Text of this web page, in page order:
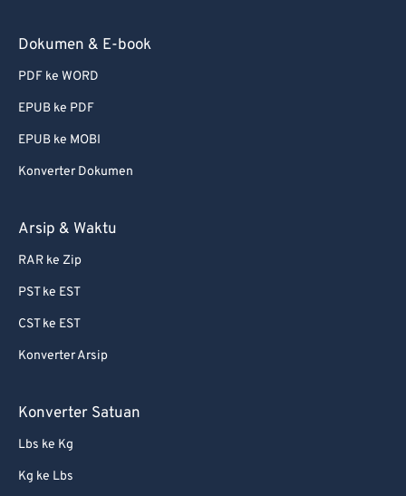
Dokumen & E-book
PDF ke WORD
EPUB ke PDF
EPUB ke MOBI
Konverter Dokumen
Arsip & Waktu
RAR ke Zip
PST ke EST
CST ke EST
Konverter Arsip
Konverter Satuan
Lbs ke Kg
Kg ke Lbs